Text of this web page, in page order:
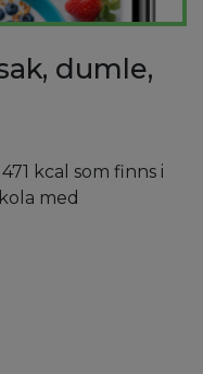
dumle,
kcal som finns i
med